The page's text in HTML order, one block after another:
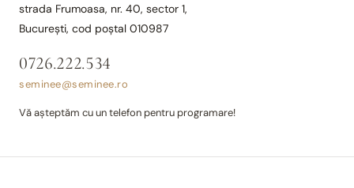
strada Frumoasa, nr. 40, sector 1,
București, cod poștal 010987
0726.222.534
seminee@seminee.ro
Vă așteptăm cu un telefon pentru programare!